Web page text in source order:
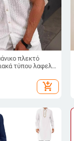
πλεκτό
τύπου λαφελ,
λίνου, διαπνέον,
για καλοκαίρι
add_shopping_cart